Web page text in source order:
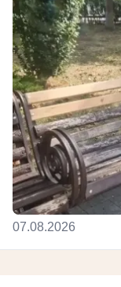
07.08.2026